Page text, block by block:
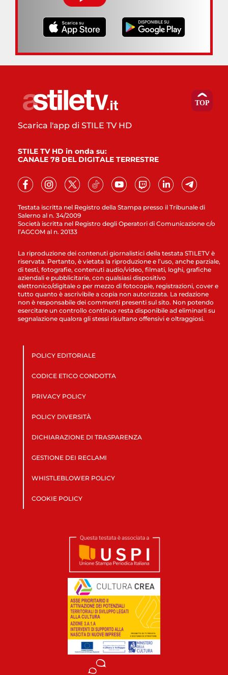
Testata iscritta nel Registro della Stampa presso il Tribunale di
Salerno al n. 34/2009
Società iscritta nel Registro degli Operatori di Comunicazione c/o
l’AGCOM al n. 20133
Scarica l'app di STILE TV HD
STILE TV HD in onda su:
CANALE 78 DEL DIGITALE TERRESTRE
La riproduzione dei contenuti giornalistici della testata STILETV è
riservata. Pertanto, è vietata la riproduzione e l’uso, anche parziale,
di testi, fotografie, contenuti audio/video, filmati, loghi, grafiche
aziendali e pubblicitarie, con qualsiasi dispositivo
elettronico/digitale o per mezzo di fotocopie, registrazioni, cover e
tutto quanto è ascrivibile a copia non autorizzata. La redazione
non è responsabile dei commenti presenti sul sito. Non potendo
esercitare un controllo continuo resta disponibile ad eliminarli su
segnalazione qualora gli stessi risultano offensivi e oltraggiosi.
POLICY EDITORIALE
CODICE ETICO CONDOTTA
PRIVACY POLICY
POLICY DIVERSITÀ
DICHIARAZIONE DI TRASPARENZA
GESTIONE DEI RECLAMI
WHISTLEBLOWER POLICY
COOKIE POLICY